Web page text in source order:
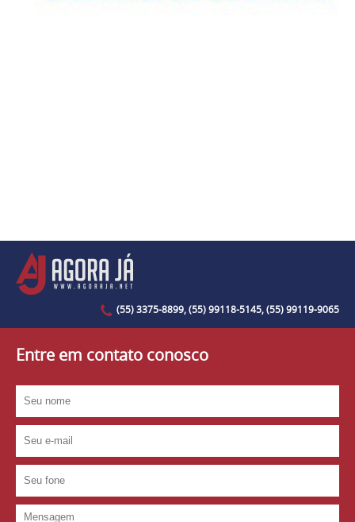
(55) 3375-8899, (55) 99118-5145, (55) 99119-9065
Entre em contato conosco